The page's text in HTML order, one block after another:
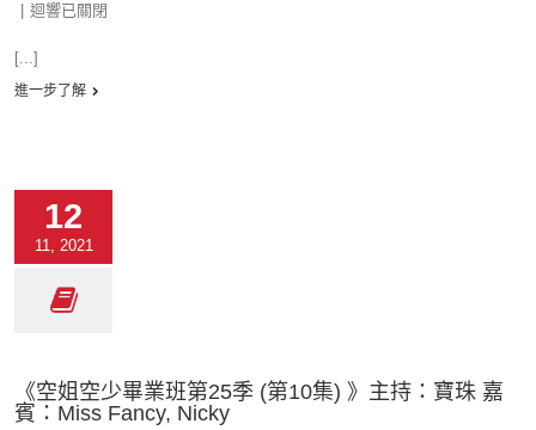
迴響已關閉
[...]
進一步了解
12
11, 2021
《空姐空少畢業班第25季 (第10集) 》主持：寶珠 嘉
賓：Miss Fancy, Nicky